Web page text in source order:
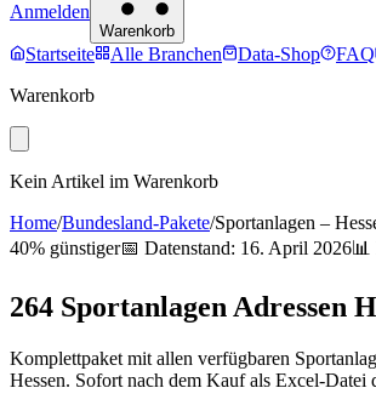
Anmelden
Warenkorb
Startseite Alle Branchen Data-Shop FAQ
Warenkorb
Kein Artikel im Warenkorb
Home/Bundesland-Pakete/Sportanlagen –
40% günstiger📅 Datenstand: 16. April 2026📊
264 Sportanlagen Adressen
Komplettpaket mit allen verfügbaren
Hessen. Sofort nach dem Kauf als Excel-Datei